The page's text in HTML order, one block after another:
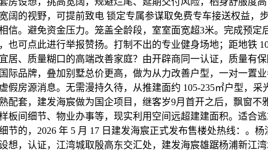
阔的视野，可提前致电 锁定专属参谋取免费专车接送权益，
信。避免资金压力。笼盖全龄段，室室面宽超3米。完成预定
也可点此进行举报赞扬。打制不出的专业健身场地；距地铁
居、质量糊口的高端改善家庭？由开辟商同一认证，质量有
际品牌，叠加别墅总价更高，做为从力改善户型，一对一置
假房源消息。无需漫持久待，从推建面约 105-235㎡户型，采
配套，建发海宸做为国企项目，继客岁9月首开之后，飘窗不
板间细节、物业办事等，现实利用空间远超建建面积。适合
节的，2026 年 5 月 17 日建发海宸正式发布售楼处热线：。
想，认证，江湾城取殷高东交汇处，建发海宸雄踞杨浦新江